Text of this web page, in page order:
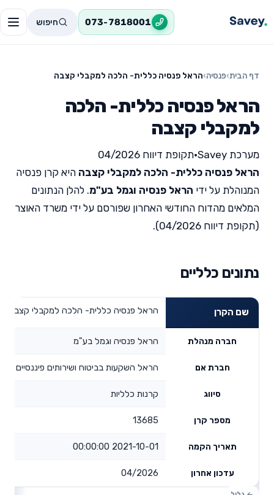
073-7818001 חיפוש
דף הבית›פנסיה›הראל פנסיה כללית- הלכה למקבלי קצבה
הראל פנסיה כללית- הלכה
למקבלי קצבה
מערכת Savey •תקופת דיווח 04/2026
הראל פנסיה כללית- הלכה למקבלי קצבה היא קרן פנסיה
המנוהלת על ידי הראל פנסיה וגמל בע"מ. להלן הנתונים
המלאים מהדוח החודשי האחרון שפורסם על ידי משרד האוצר
(תקופת דיווח 04/2026).
נתונים כלליים
שם הקרן הראל פנסיה כללית- הלכה למקבלי קצבה
חברה מנהלת הראל פנסיה וגמל בע"מ
חברת אם הראל השקעות בביטוח ושירותים פיננסיים
סיווג קרנות כלליות
מספר קרן 13685
תאריך הקמה 2021-10-01 00:00:00
עדכון אחרון 04/2026